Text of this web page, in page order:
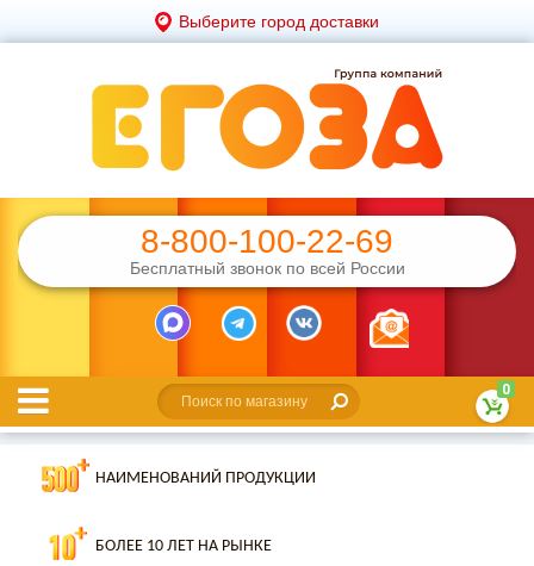
Выберите город доставки
8-800-100-22-69
Бесплатный звонок по всей России
0
НАИМЕНОВАНИЙ ПРОДУКЦИИ
БОЛЕЕ 10 ЛЕТ НА РЫНКЕ